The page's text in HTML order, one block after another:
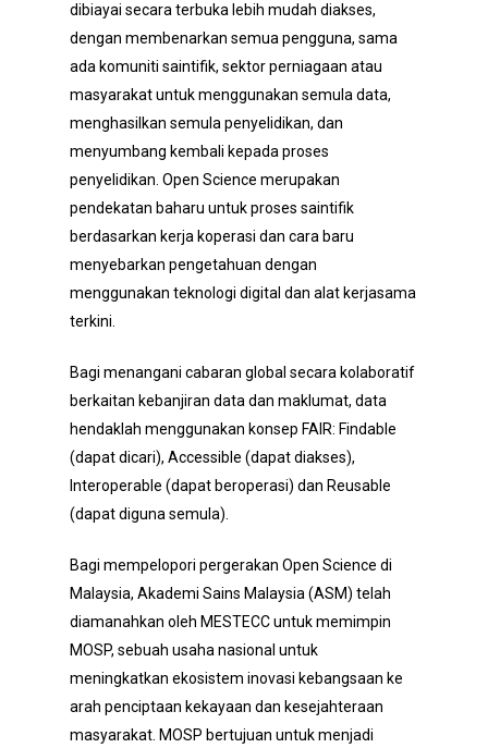
dibiayai secara terbuka lebih mudah diakses,
dengan membenarkan semua pengguna, sama
ada komuniti saintifik, sektor perniagaan atau
masyarakat untuk menggunakan semula data,
menghasilkan semula penyelidikan, dan
menyumbang kembali kepada proses
penyelidikan. Open Science merupakan
pendekatan baharu untuk proses saintifik
berdasarkan kerja koperasi dan cara baru
menyebarkan pengetahuan dengan
menggunakan teknologi digital dan alat kerjasama
terkini.
Bagi menangani cabaran global secara kolaboratif
berkaitan kebanjiran data dan maklumat, data
hendaklah menggunakan konsep FAIR: Findable
(dapat dicari), Accessible (dapat diakses),
Interoperable (dapat beroperasi) dan Reusable
(dapat diguna semula).
Bagi mempelopori pergerakan Open Science di
Malaysia, Akademi Sains Malaysia (ASM) telah
diamanahkan oleh MESTECC untuk memimpin
MOSP, sebuah usaha nasional untuk
meningkatkan ekosistem inovasi kebangsaan ke
arah penciptaan kekayaan dan kesejahteraan
masyarakat. MOSP bertujuan untuk menjadi